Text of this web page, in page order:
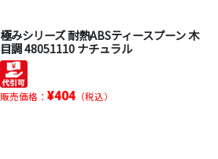
極みシリーズ 耐熱ABSティースプーン 木
目調 48051110 ナチュラル
販売価格： ¥404（税込）